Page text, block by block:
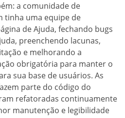
a comunidade de
tinha uma equipe de
de Ajuda, fechando bugs
preenchendo lacunas,
e melhorando a
obrigatória para manter o
sua base de usuários. As
parte do código do
refatoradas continuamente
manutenção e legibilidade